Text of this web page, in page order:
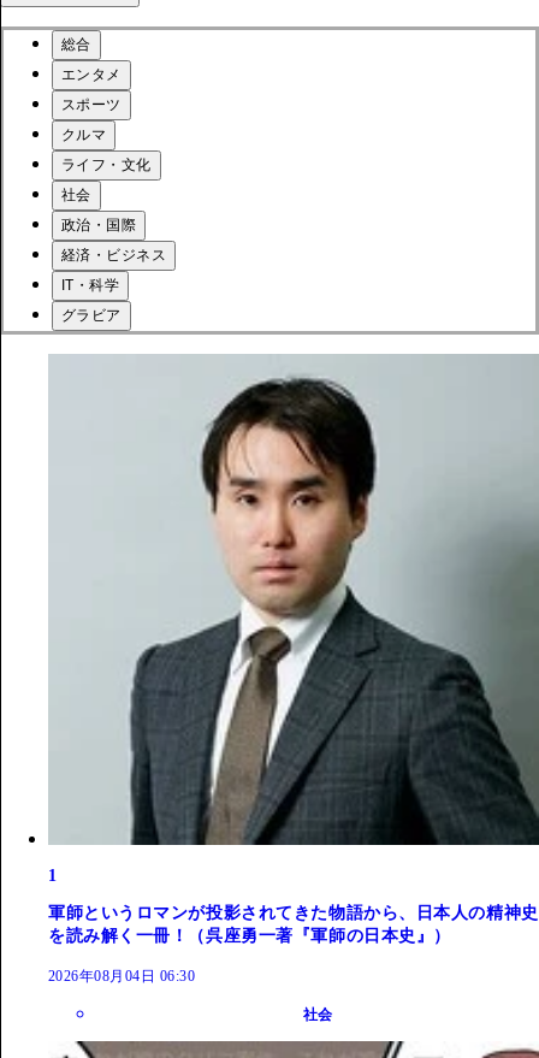
総合
エンタメ
スポーツ
クルマ
ライフ・文化
社会
政治・国際
経済・ビジネス
IT・科学
グラビア
1
軍師というロマンが投影されてきた物語から、日本人の精神史
を読み解く一冊！（呉座勇一著『軍師の日本史』）
2026年08月04日 06:30
社会